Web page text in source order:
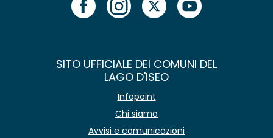
SITO UFFICIALE DEI COMUNI DEL
LAGO D'ISEO
Infopoint
Chi siamo
Avvisi e comunicazioni